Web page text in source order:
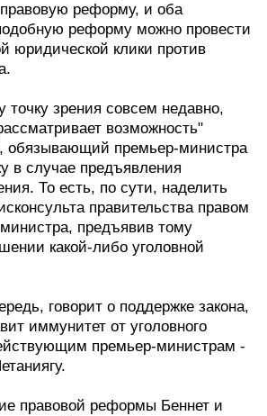
реформу, и оба
реформу можно провести
юридической клики против
точку зрения совсем недавно,
возможность"
обязывающий премьер-министра
в случае предъявления
То есть, по сути, наделить
правительства правом
предъявив тому
какой-либо уголовной
говорит о поддержке закона,
иммунитет от уголовного
премьер-министрам -
правовой реформы Беннет и